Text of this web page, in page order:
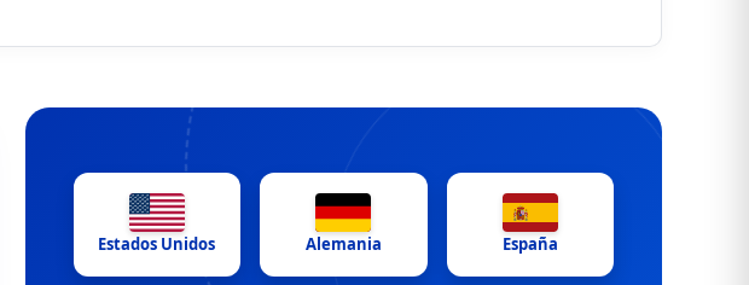
Estados Unidos Alemania España